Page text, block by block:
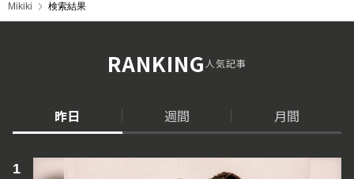
Mikiki 検索結果
RANKING人気記事
昨日 週間 月間